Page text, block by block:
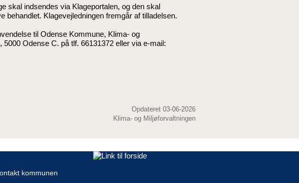
skal indsendes via Klageportalen, og den skal
behandlet. Klagevejledningen fremgår af tilladelsen.
til Odense Kommune, Klima- og
Odense C. på tlf. 66131372 eller via e-mail:
Opdateret 03-06-2026
Klima- og Miljøforvaltningen
kommunen